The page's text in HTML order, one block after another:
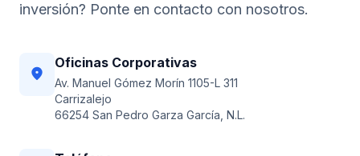
inversión? Ponte en contacto con nosotros.
location_on
Oficinas Corporativas
Av. Manuel Gómez Morín 1105-L 311
Carrizalejo
66254 San Pedro Garza García, N.L.